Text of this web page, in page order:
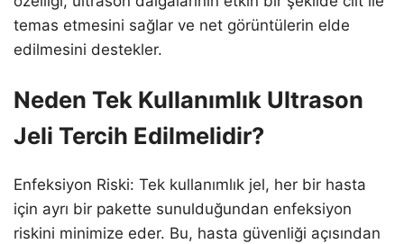
temas etmesini sağlar ve net görüntülerin elde
edilmesini destekler.
Neden Tek Kullanımlık Ultrason
Jeli Tercih Edilmelidir?
Enfeksiyon Riski: Tek kullanımlık jel, her bir hasta
için ayrı bir pakette sunulduğundan enfeksiyon
riskini minimize eder. Bu, hasta güvenliği açısından